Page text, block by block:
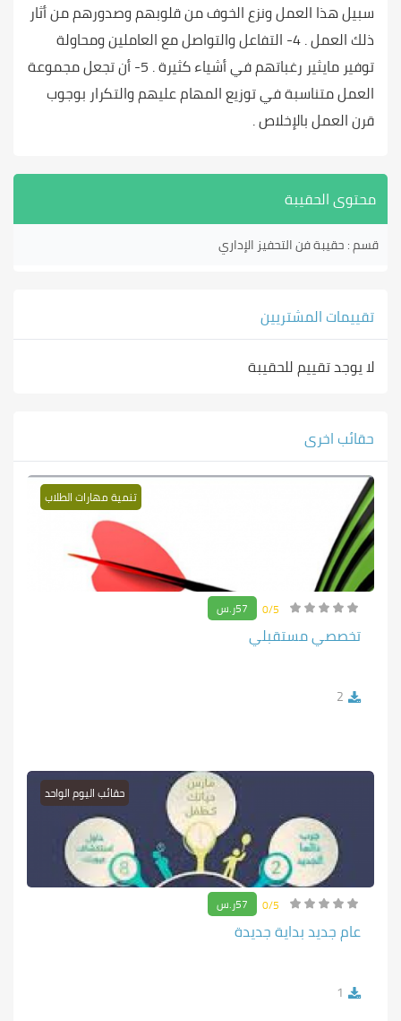
سبيل هذا العمل ونزع الخوف من قلوبهم وصدورهم من أثار
ذلك العمل . 4- التفاعل والتواصل مع العاملين ومحاولة
توفير مايثير رغباتهم في أشياء كثيرة . 5- أن تجعل مجموعة
العمل متناسبة في توزيع المهام عليهم والتكرار بوجوب
قرن العمل بالإخلاص .
محتوى الحقيبة
قسم : حقيبة فن التحفيز الإداري
تقييمات المشتريين
لا يوجد تقييم للحقيبة
حقائب اخرى
تنمية مهارات الطلاب
0/5 57ر.س
تخصصي مستقبلي
2
حقائب اليوم الواحد
0/5 57ر.س
عام جديد بداية جديدة
1